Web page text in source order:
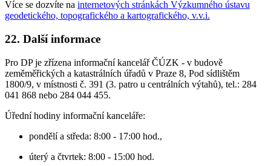
Více se dozvíte na internetových stránkách Výzkumného ústavu
geodetického, topografického a kartografického, v.v.i.
22. Další informace
Pro DP je zřízena informační kancelář ČÚZK - v budově
zeměměřických a katastrálních úřadů v Praze 8, Pod sídlištěm
1800/9, v místnosti č. 391 (3. patro u centrálních výtahů), tel.: 284
041 868 nebo 284 044 455.
Úřední hodiny informační kanceláře:
pondělí a středa: 8:00 - 17:00 hod.,
úterý a čtvrtek: 8:00 - 15:00 hod.